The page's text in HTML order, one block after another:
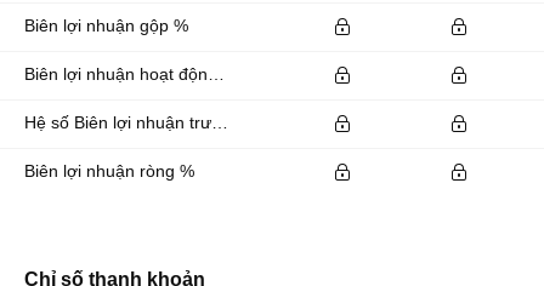
Biên lợi nhuận gộp %
Biên lợi nhuận ròng %
Chỉ số thanh khoản